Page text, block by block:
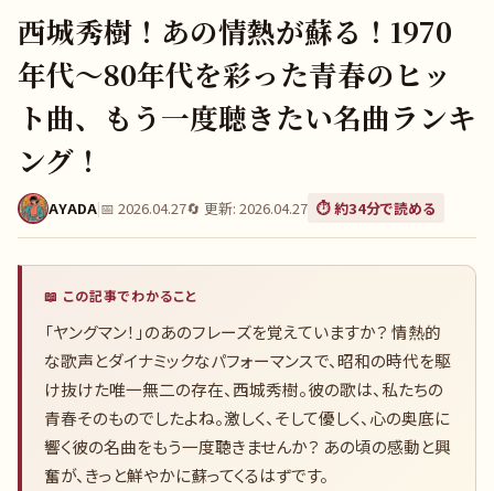
西城秀樹！あの情熱が蘇る！1970
年代〜80年代を彩った青春のヒッ
ト曲、もう一度聴きたい名曲ランキ
ング！
AYADA|📅 2026.04.27🔄 更新: 2026.04.27 ⏱️ 約34分で読める
📖 この記事でわかること
「ヤングマン！」のあのフレーズを覚えていますか？ 情熱的
な歌声とダイナミックなパフォーマンスで、昭和の時代を駆
け抜けた唯一無二の存在、西城秀樹。彼の歌は、私たちの
青春そのものでしたよね。激しく、そして優しく、心の奥底に
響く彼の名曲をもう一度聴きませんか？ あの頃の感動と興
奮が、きっと鮮やかに蘇ってくるはずです。